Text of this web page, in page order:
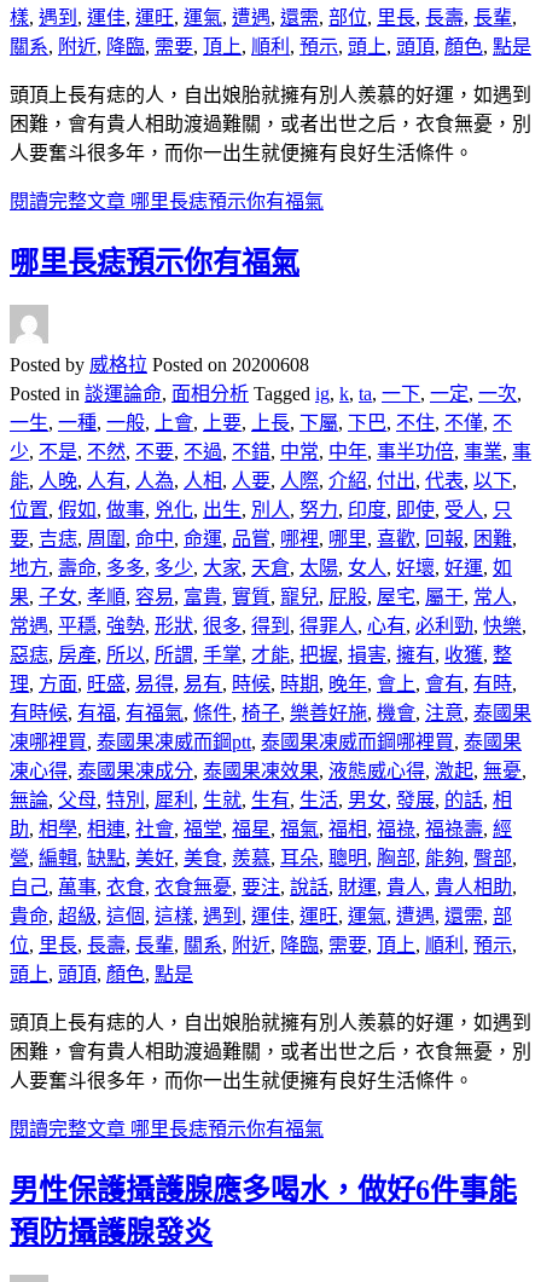
樣, 遇到 , 運佳, 運旺, 運氣, 遭遇, 還需, 部位, 里長, 長壽, 長輩,
關系, 附近, 降臨, 需要, 頂上, 順利 , 預示, 頭上, 頭頂, 顏色, 點是
頭頂上長有痣的人，自出娘胎就擁有別人羨慕的好運，如遇到
困難，會有貴人相助渡過難關，或者出世之后，衣食無憂，別
人要奮斗很多年，而你一出生就便擁有良好生活條件。
閱讀完整文章 哪里長痣預示你有福氣
哪里長痣預示你有福氣
Posted by 威格拉 Posted on 20200608
Posted in 談運論命, 面相分析 Tagged ig, k, ta, 一下, 一定, 一次,
一生, 一種, 一般, 上會, 上要, 上長, 下屬, 下巴, 不住, 不僅, 不
少, 不是, 不然, 不要, 不過, 不錯, 中常, 中年, 事半功倍, 事業, 事
能, 人晚, 人有, 人為, 人相, 人要, 人際, 介紹, 付出, 代表, 以下,
位置, 假如, 做事, 兇化, 出生, 別人, 努力, 印度, 即使, 受人, 只
要, 吉痣, 周圍 , 命中, 命運, 品嘗, 哪裡, 哪里, 喜歡, 回報, 困難,
地方, 壽命, 多多, 多少, 大家, 天倉, 太陽, 女人, 好壞, 好運, 如
果, 子女, 孝順, 容易, 富貴, 實質, 寵兒, 屁股, 屋宅, 屬于, 常人,
常遇, 平穩, 強勢, 形狀, 很多, 得到 , 得罪人, 心有, 必利勁, 快樂,
惡痣, 房產, 所以, 所謂, 手掌, 才能, 把握, 損害, 擁有, 收獲, 整
理, 方面, 旺盛, 易得, 易有, 時候, 時期, 晚年, 會上, 會有, 有時,
有時候, 有福, 有福氣, 條件, 椅子, 樂善好施, 機會, 注意, 泰國果
凍哪裡買, 泰國果凍威而鋼ptt, 泰國果凍威而鋼哪裡買, 泰國果
凍心得, 泰國果凍成分, 泰國果凍效果, 液態威心得, 激起, 無憂,
無論, 父母, 特別 , 犀利 , 生就, 生有, 生活, 男女, 發展, 的話, 相
助, 相學, 相連, 社會, 福堂, 福星, 福氣, 福相, 福祿, 福祿壽, 經
營, 編輯, 缺點, 美好, 美食, 羨慕, 耳朵, 聰明, 胸部, 能夠, 臀部,
自己, 萬事, 衣食, 衣食無憂, 要注, 說話, 財運, 貴人, 貴人相助,
貴命, 超級, 這個, 這樣, 遇到 , 運佳, 運旺, 運氣, 遭遇, 還需, 部
位, 里長, 長壽, 長輩, 關系, 附近, 降臨, 需要, 頂上, 順利 , 預示,
頭上, 頭頂, 顏色, 點是
頭頂上長有痣的人，自出娘胎就擁有別人羨慕的好運，如遇到
困難，會有貴人相助渡過難關，或者出世之后，衣食無憂，別
人要奮斗很多年，而你一出生就便擁有良好生活條件。
閱讀完整文章 哪里長痣預示你有福氣
男性保護攝護腺應多喝水，做好6件事能
預防攝護腺發炎